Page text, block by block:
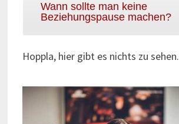
Wann sollte man keine
Beziehungspause machen?
Hoppla, hier gibt es nichts zu sehen.